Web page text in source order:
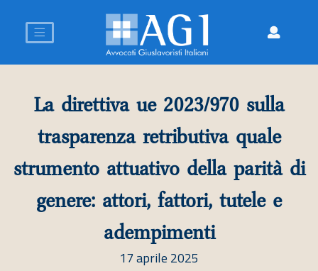
di
Diritto e intelligenza
16 dicembre 2024
LEGGI DI PIÙ
I licenziamenti nella
delle alte corti